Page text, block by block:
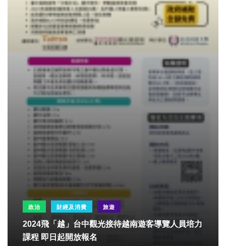
政治 財經及消費 旅遊
2024飛「越」台中觀光接待越南遊客導覽人員培力
課程 即日起開放報名